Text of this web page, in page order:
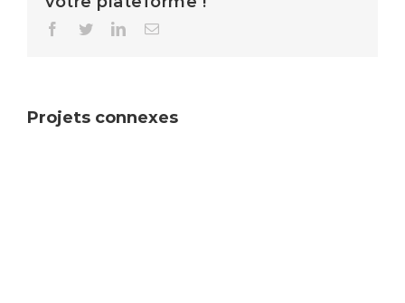
Facebook
TwitterLinkedInEmail
Projets connexes